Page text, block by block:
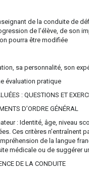
de la conduite de
de l’élève, de son
pourra être modifiée
sa personnalité, son
évaluation pratique
: QUESTIONS ET
D’ORDRE GÉNÉRAL
: Identité, âge, niveau
Ces critères n’entraînent
de la langue
médicale ou de suggérer
DE LA CONDUITE